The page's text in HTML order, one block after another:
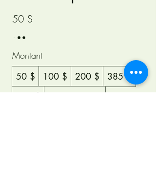
50 $
Montant
50 $
100 $ 200 $
385 $
730 $
Autre montant